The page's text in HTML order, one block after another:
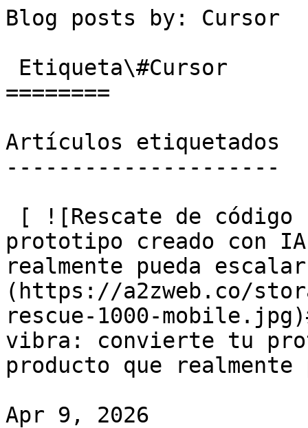
Blog posts by: Cursor
========
Artículos etiquetados
---------------------
prototipo creado con
realmente pueda
(https://a2zweb.co/
rescue-1000-
vibra: convierte tu
producto que realmente
Apr 9, 2026